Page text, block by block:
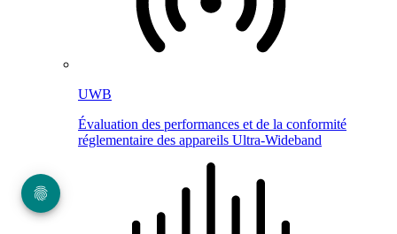
UWB
Évaluation des performances et de la conformité
réglementaire des appareils Ultra-Wideband